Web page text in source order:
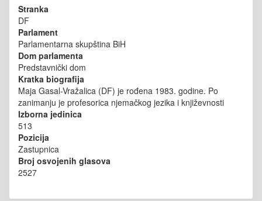
Stranka
DF
Parlament
Parlamentarna skupština BiH
Dom parlamenta
Predstavnički dom
Kratka biografija
Maja Gasal-Vražalica (DF) je rođena 1983. godine. Po
zanimanju je profesorica njemačkog jezika i književnosti
Izborna jedinica
513
Pozicija
Zastupnica
Broj osvojenih glasova
2527